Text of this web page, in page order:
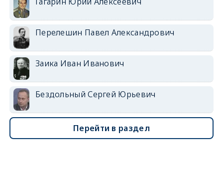
Перелешин Павел Александрович
Заика Иван Иванович
Бездольный Сергей Юрьевич
Перейти в раздел